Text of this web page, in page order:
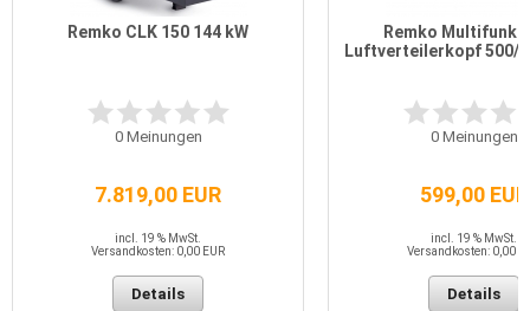
Remko CLK 150 144 kW
0Meinungen
7.819,00 EUR
incl. 19 % MwSt.
Versandkosten: 0,00 EUR
Details
Remko
Luftverteilerkopf 500/2
0Meinungen
599,00 EUR
incl. 19 % MwSt.
Versandkosten: 0,00
Details